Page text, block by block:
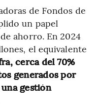
de Fondos de
un papel
ahorro. En 2024
el equivalente
cerca del 70%
generados por
gestión